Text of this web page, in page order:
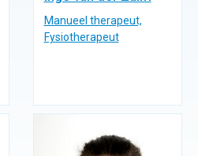
Manueel therapeut,
Fysiotherapeut